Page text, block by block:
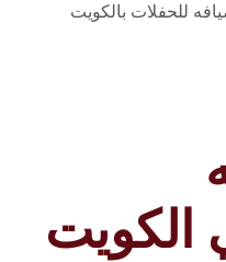
للحفلات بالكويت
الكويت